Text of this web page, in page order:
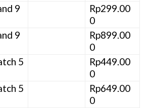
9
Rp299.00
0
9
Rp899.00
0
5
Rp449.00
0
5
Rp649.00
0